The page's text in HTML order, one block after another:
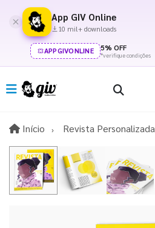
App GIV Online
10 mil+ downloads
APPGIVONLINE 5% OFF
*verifique condições
Início InícioRevista Personalizada